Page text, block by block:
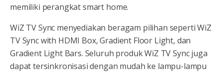
memiliki perangkat smart home.
WiZ TV Sync menyediakan beragam pilihan seperti WiZ
TV Sync with HDMI Box, Gradient Floor Light, dan
Gradient Light Bars. Seluruh produk WiZ TV Sync juga
dapat tersinkronisasi dengan mudah ke lampu-lampu